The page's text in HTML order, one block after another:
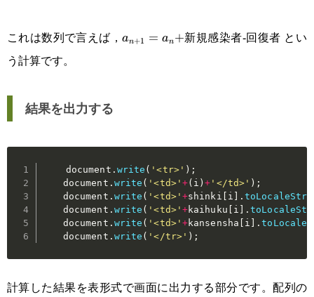
これは数列で言えば， a_{n+1}=a_n+
an+1 = an+新規感染者-回復者 とい
う計算です。
結果を出力する
    document
. write ( '<tr>' ) ;
    document
. write ( '<td>' +( i )+ '</td>' ) ;
    document
. write ( '<td>' +shinki i .
    document
. write ( '<td>' +kaihuku i .
    document
. write ( '<td>' +kansensha i .
    document
. write ( '</tr>' ) ;
計算した結果を表形式で画面に出力する部分です。配列の